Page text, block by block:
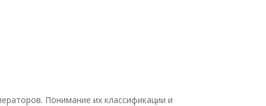
Понимание их классификации и